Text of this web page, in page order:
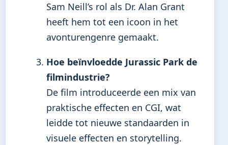
Sam Neill’s rol als Dr. Alan Grant
heeft hem tot een icoon in het
avonturengenre gemaakt.
Hoe beïnvloedde Jurassic Park de
filmindustrie?
De film introduceerde een mix van
praktische effecten en CGI, wat
leidde tot nieuwe standaarden in
visuele effecten en storytelling.